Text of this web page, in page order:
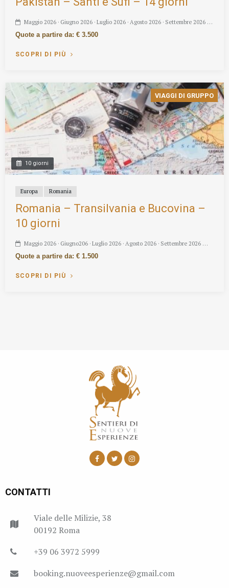
Maggio 2026 · Giugno 2026 · Luglio 2026 · Agosto 2026 · Settembre 2026 …
Quote a partire da: € 3.500
SCOPRI DI PIÙ
VIAGGI DI GRUPPO
10 giorni
Europa Romania
Romania – Transilvania e Bucovina –
10 giorni
Maggio 2026 · Giugno206 · Luglio 2026 · Agosto 2026 · Settembre 2026 …
Quote a partire da: € 1.500
SCOPRI DI PIÙ
CONTATTI
Viale delle Milizie, 38
00192 Roma
+39 06 3972 5999
booking.nuoveesperienze@gmail.com